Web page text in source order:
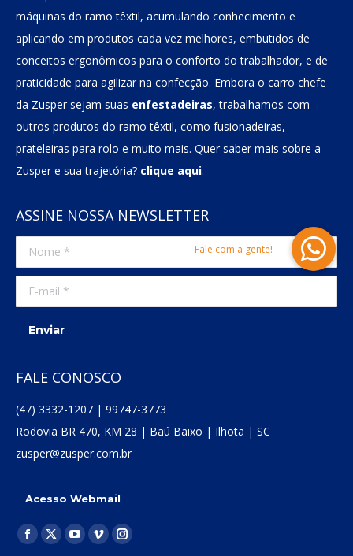
máquinas do ramo têxtil, acumulando conhecimento e
aplicando em produtos cada vez melhores, embutidos de
conceitos ergonômicos para o conforto do trabalhador, e de
praticidade para agilizar na confecção. Embora o carro chefe
da Zusper sejam suas enfestadeiras, trabalhamos com
outros produtos do ramo têxtil, como fusionadeiras,
prateleiras para rolo e muito mais. Quer saber mais sobre a
Zusper e sua trajetória? clique aqui.
ASSINE NOSSA NEWSLETTER
Nome *
E-mail *
Enviar
FALE CONOSCO
(47) 3332-1207 | 99747-3773
Rodovia BR 470, KM 28 | Baú Baixo | Ilhota | SC
zusper@zusper.com.br
Acesso Webmail
Encontre-nos em:
Facebook
X YouTube
VimeoInstagram